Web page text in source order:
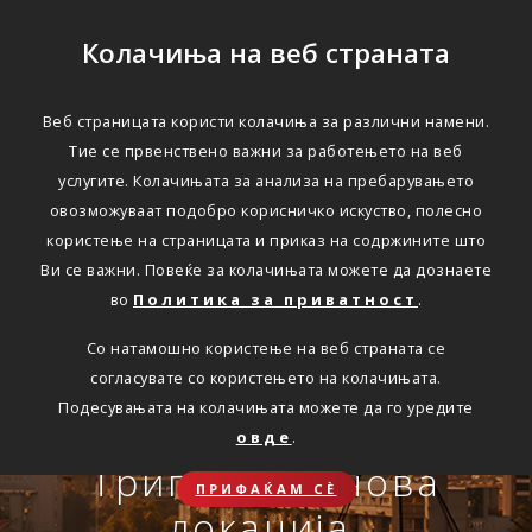
Колачиња на веб страната
Веб страницата користи колачиња за различни намени.
Тие се првенствено важни за работењето на веб
услугите. Колачињата за анализа на пребарувањето
овозможуваат подобро корисничко искуство, полесно
користење на страницата и приказ на содржините што
Ви се важни. Повеќе за колачињата можете да дознаете
во Политика за приватност .
Со натамошно користење на веб страната се
согласувате со користењето на колачињата.
Подесувањата на колачињата можете да го уредите
овде .
ПРИФАЌАМ СЀ
Триглав на нова
Сѐ ќе биде во ред
Совет, информација или инспирација за секоја животна
Онлајн пријава на
осигурен случај преку
OneID
Travel Smart и Travel
Smart Plus
Едноставно преку
интернет
АВТОМОБИЛСКА ОДГОВОРНОСТ
Oнлајн обнова на осигурување.
ЗДРАВСТВЕНО ПАТНИЧКО